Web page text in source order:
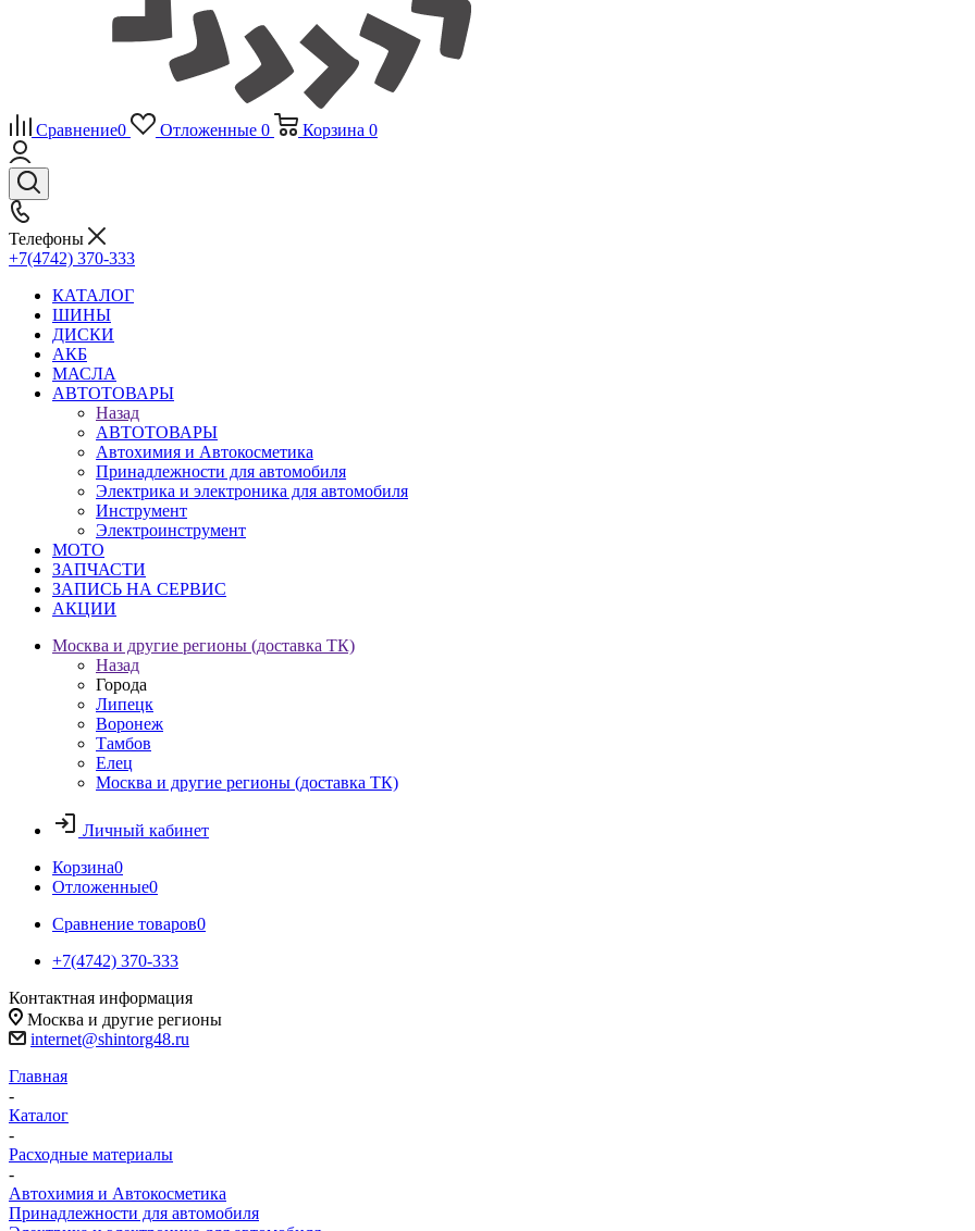
Сравнение0 Отложенные 0 Корзина 0
Телефоны
+7(4742) 370-333
КАТАЛОГ
ШИНЫ
ДИСКИ
АКБ
МАСЛА
АВТОТОВАРЫ
Назад
АВТОТОВАРЫ
Автохимия и Автокосметика
Принадлежности для автомобиля
Электрика и электроника для автомобиля
Инструмент
Электроинструмент
МОТО
ЗАПЧАСТИ
ЗАПИСЬ НА СЕРВИС
АКЦИИ
Москва и другие регионы (доставка ТК)
Назад
Города
Липецк
Воронеж
Тамбов
Елец
Москва и другие регионы (доставка ТК)
Личный кабинет
Корзина0
Отложенные0
Сравнение товаров0
+7(4742) 370-333
Контактная информация
Москва и другие регионы
internet@shintorg48.ru
Главная
-
Каталог
-
Расходные материалы
-
Автохимия и Автокосметика
Принадлежности для автомобиля